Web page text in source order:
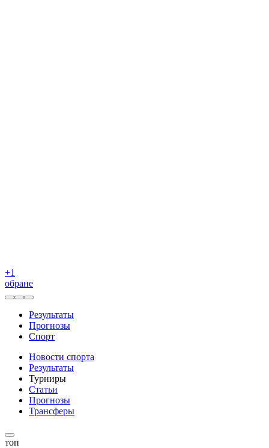
+1
обране
Результаты
Прогнозы
Спорт
Новости спорта
Результаты
Турниры
Статьи
Прогнозы
Трансферы
топ